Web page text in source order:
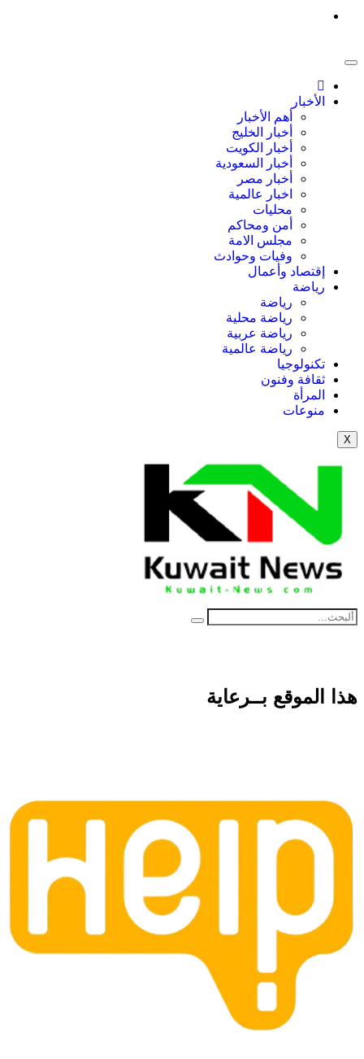
الأخبار
أهم الأخبار
أخبار الخليج
أخبار الكويت
أخبار السعودية
أخبار مصر
اخبار عالمية
محليات
أمن ومحاكم
مجلس الامة
وفيات وحوادث
إقتصاد وأعمال
رياضة
رياضة
رياضة محلية
رياضة عربية
رياضة عالمية
تكنولوجيا
ثقافة وفنون
المرأة
منوعات
X
NE
News Elementor
هذا الموقع بــرعاية